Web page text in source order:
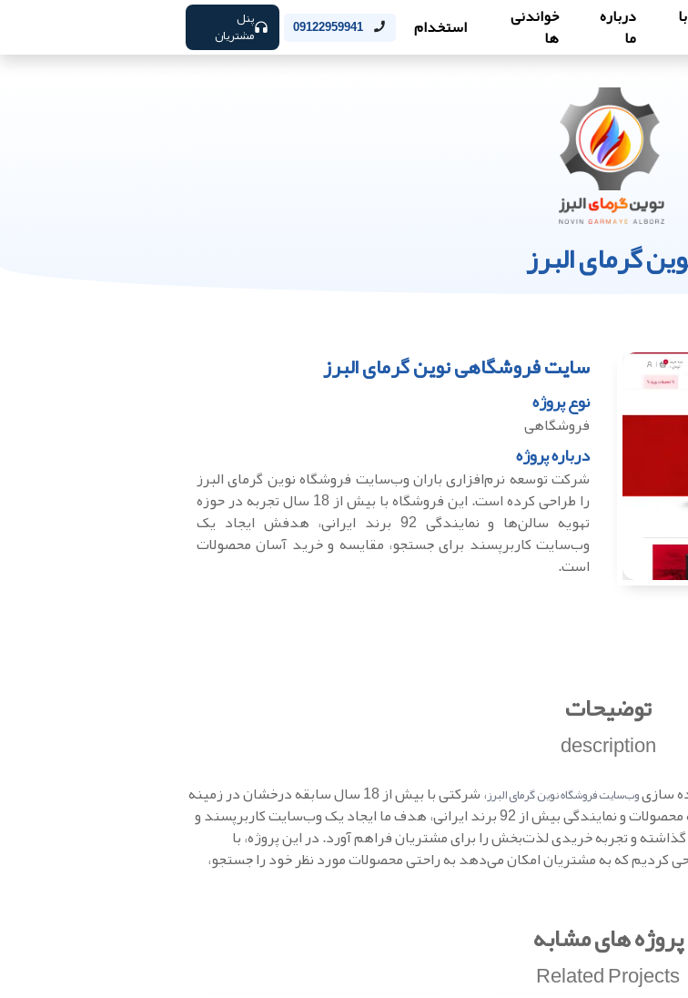
درباره
ما
خواندنی
ها استخدام 09122959941 پنل
مشتریان
گرمای البرز
سایت فروشگاهی نوین گرمای البرز
نوع پروژه
فروشگاهی
درباره پروژه
شرکت توسعه نرم‌افزاری باران وب‌سایت فروشگاه نوین گرمای البرز
را طراحی کرده است. این فروشگاه با بیش از 18 سال تجربه در حوزه
تهویه سالن‌ها و نمایندگی 92 برند ایرانی، هدفش ایجاد یک
وب‌سایت کاربرپسند برای جستجو، مقایسه و خرید آسان محصولات
است.
توضیحات
description
سازیوب‌سایت فروشگاه نوین گرمای البرز ، شرکتی با بیش از 18 سال سابقه درخشان در زمینه
تهویه سالن‌ ها، مشارکت داشته است. با توجه به تنوع گسترده محصولات و نمایندگی بیش از 92 برند ایرانی، هدف ما ایجاد یک وب‌سایت کاربرپسند و
و تجربه خریدی لذت‌بخش را برای مشتریان فراهم آورد. در این پروژه، با
کردیم که به مشتریان امکان می‌دهد به راحتی محصولات مورد نظر خود را جستجو،
پروژه های مشابه
Related Projects